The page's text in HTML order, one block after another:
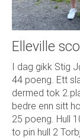
Elleville
I dag gikk Stig
44 poeng. Ett
dermed tok
bedre enn sitt
25 poeng. Hull
to pin hull 2